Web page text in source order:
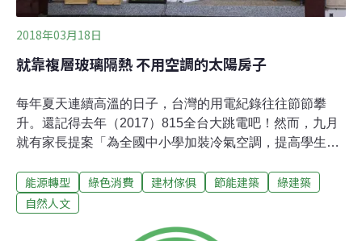
2018年03月18日
就靠複層玻璃隔熱 不用空調的太陽房子
每年夏天連續高溫的日子，台灣的用電紀錄往往節節攀
升。還記得去年（2017）815全台大跳電吧！然而，九月
就有家長提案「為全國中小學加裝冷氣空調，提高學生在
陷入「開冷氣舒適、消耗能源」與「忍耐不開冷氣、節約
能源」這兩種零和選擇思考，直到有機會，在離開冷氣房
能源轉型 綠色消費 建材傢俱 節能建築
綠建築
自然人文